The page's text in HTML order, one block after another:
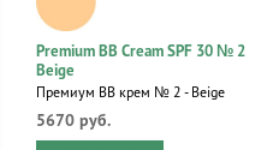
Premium BB Cream SPF 30 № 2
Beige
Премиум ВВ крем № 2 - Beige
5670 руб.